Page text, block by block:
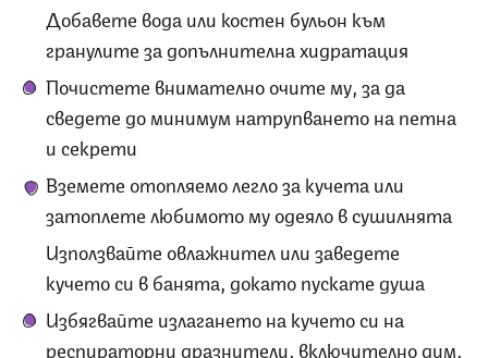
Добавете вода или костен бульон към
гранулите за допълнителна хидратация
Почистете внимателно очите му, за да
сведете до минимум натрупването на петна
и секрети
Вземете отопляемо легло за кучета или
затоплете любимото му одеяло в сушилнята
Използвайте овлажнител или заведете
кучето си в банята, докато пускате душа
Избягвайте излагането на кучето си на
респираторни дразнители, включително дим,